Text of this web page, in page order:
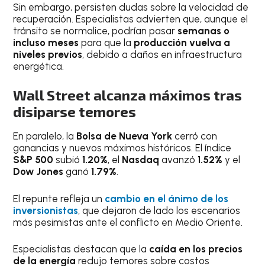
Sin embargo, persisten dudas sobre la velocidad de
recuperación. Especialistas advierten que, aunque el
tránsito se normalice, podrían pasar semanas o
incluso meses para que la producción vuelva a
niveles previos, debido a daños en infraestructura
energética.
Wall Street alcanza máximos tras
disiparse temores
En paralelo, la Bolsa de Nueva York cerró con
ganancias y nuevos máximos históricos. El índice
S&P 500 subió1.20%, el Nasdaq avanzó1.52% y el
Dow Jones ganó1.79%.
El repunte refleja un cambio en el ánimo de los
inversionistas, que dejaron de lado los escenarios
más pesimistas ante el conflicto en Medio Oriente.
Especialistas destacan que la caída en los precios
de la energía redujo temores sobre costos